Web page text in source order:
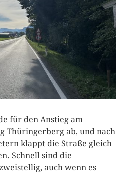
für den Anstieg am
Thüringerberg ab, und nach
klappt die Straße gleich
Schnell sind die
auch wenn es